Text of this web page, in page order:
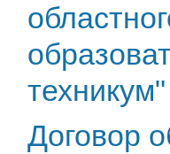
техникум"
Договор